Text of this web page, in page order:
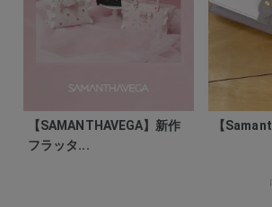
【SAMANTHAVEGA】新作
フラッタ...
【